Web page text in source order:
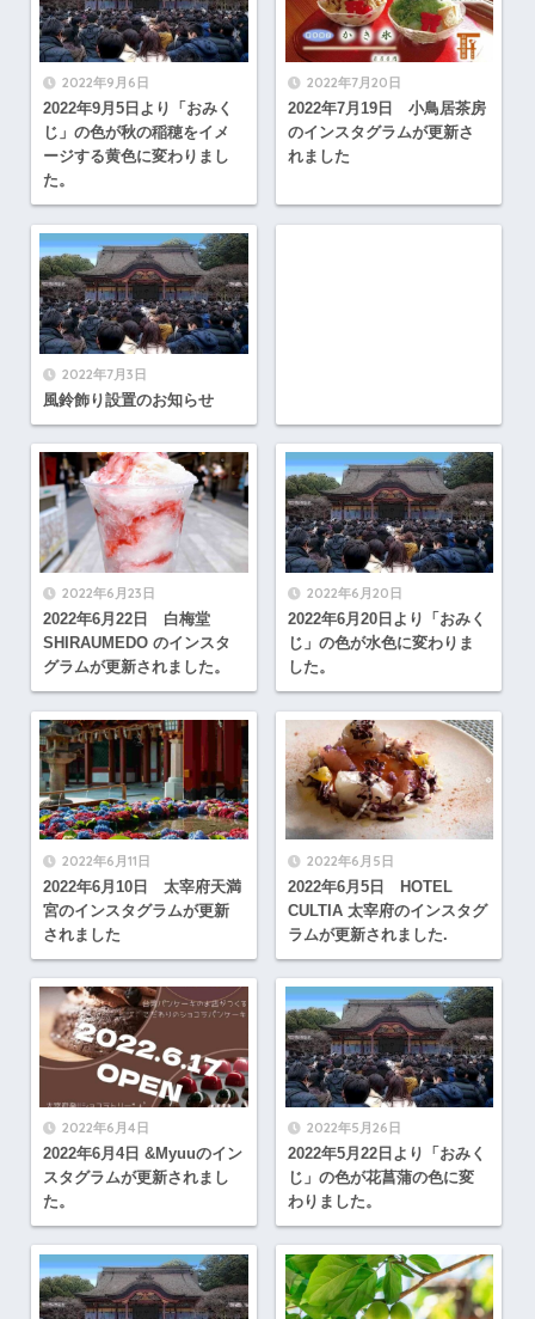
2022年9月6日
2022年9月5日より「おみく
じ」の色が秋の稲穂をイメ
ージする黄色に変わりまし
た。
2022年7月20日
2022年7月19日 小鳥居茶房
のインスタグラムが更新さ
れました
2022年7月3日
風鈴飾り設置のお知らせ
2022年6月23日
2022年6月22日 白梅堂
SHIRAUMEDO のインスタ
グラムが更新されました。
2022年6月20日
2022年6月20日より「おみく
じ」の色が水色に変わりま
した。
2022年6月11日
2022年6月10日 太宰府天満
宮のインスタグラムが更新
されました
2022年6月5日
2022年6月5日 HOTEL
CULTIA 太宰府のインスタグ
ラムが更新されました.
2022年6月4日
2022年6月4日 &Myuuのイン
スタグラムが更新されまし
た。
2022年5月26日
2022年5月22日より「おみく
じ」の色が花菖蒲の色に変
わりました。